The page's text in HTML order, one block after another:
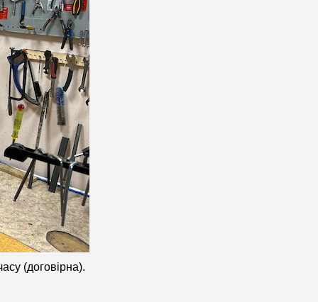
(договірна).